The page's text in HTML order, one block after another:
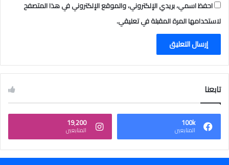
احفظ اسمي، بريدي الإلكتروني، والموقع الإلكتروني في هذا المتصفح
لاستخدامها المرة المقبلة في تعليقي.
تابعنا
100k
المتابعين
19٬200
المتابعين